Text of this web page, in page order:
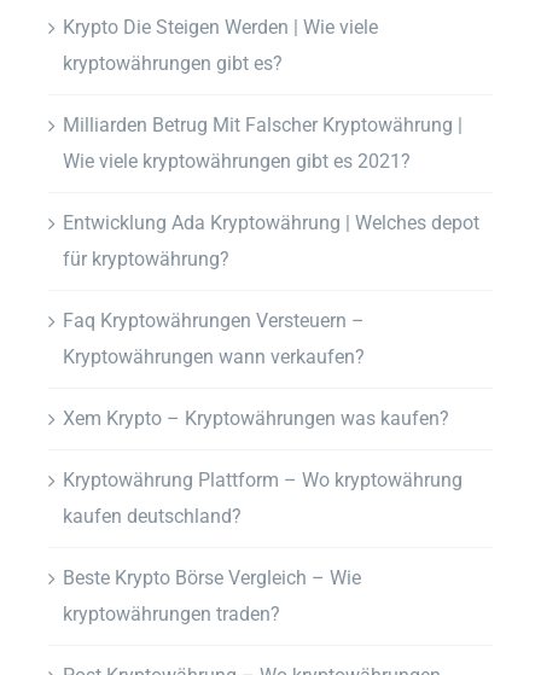
Krypto Die Steigen Werden | Wie viele
kryptowährungen gibt es?
Milliarden Betrug Mit Falscher Kryptowährung |
Wie viele kryptowährungen gibt es 2021?
Entwicklung Ada Kryptowährung | Welches depot
für kryptowährung?
Faq Kryptowährungen Versteuern –
Kryptowährungen wann verkaufen?
Xem Krypto – Kryptowährungen was kaufen?
Kryptowährung Plattform – Wo kryptowährung
kaufen deutschland?
Beste Krypto Börse Vergleich – Wie
kryptowährungen traden?